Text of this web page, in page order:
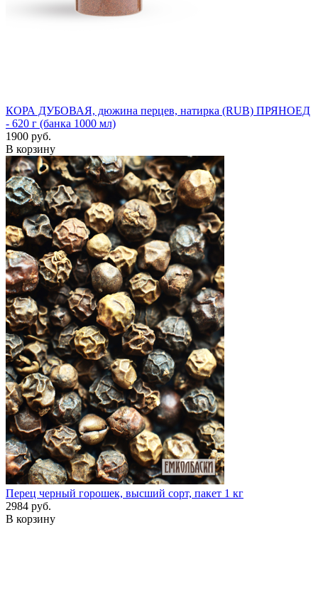
КОРА ДУБОВАЯ, дюжина перцев, натирка (RUB) ПРЯНОЕД
- 620 г (банка 1000 мл)
1900 руб.
В корзину
Перец черный горошек, высший сорт, пакет 1 кг
2984 руб.
В корзину